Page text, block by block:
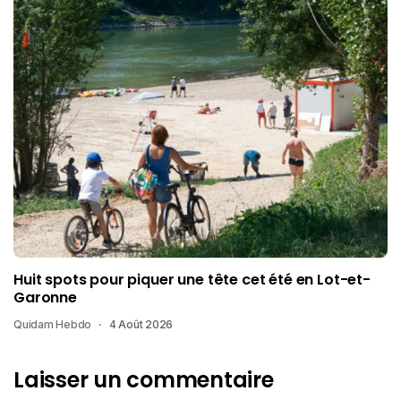
Huit spots pour piquer une tête cet été en Lot-et-
Garonne
Quidam Hebdo 4 Août 2026
Laisser un commentaire